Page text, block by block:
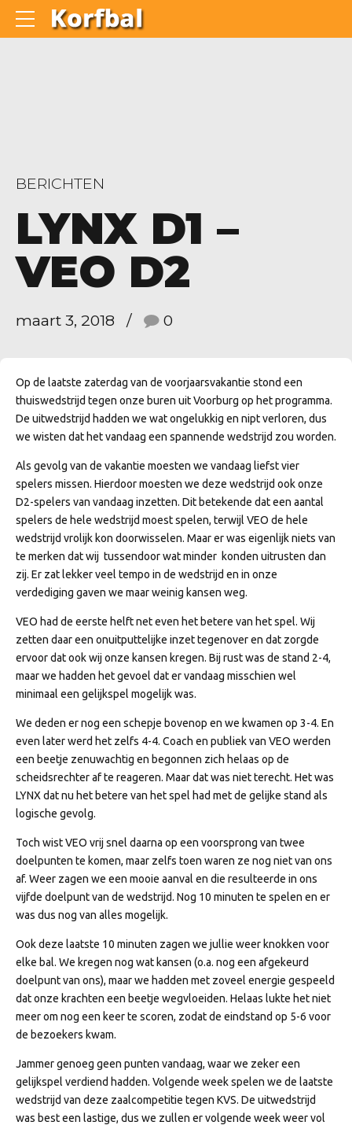
BERICHTEN
LYNX D1 –
VEO D2
maart 3, 2018 0
Op de laatste zaterdag van de voorjaarsvakantie stond een
thuiswedstrijd tegen onze buren uit Voorburg op het programma.
De uitwedstrijd hadden we wat ongelukkig en nipt verloren, dus
we wisten dat het vandaag een spannende wedstrijd zou worden.
Als gevolg van de vakantie moesten we vandaag liefst vier
spelers missen. Hierdoor moesten we deze wedstrijd ook onze
D2-spelers van vandaag inzetten. Dit betekende dat een aantal
spelers de hele wedstrijd moest spelen, terwijl VEO de hele
wedstrijd vrolijk kon doorwisselen. Maar er was eigenlijk niets van
te merken dat wij tussendoor wat minder konden uitrusten dan
zij. Er zat lekker veel tempo in de wedstrijd en in onze
verdediging gaven we maar weinig kansen weg.
VEO had de eerste helft net even het betere van het spel. Wij
zetten daar een onuitputtelijke inzet tegenover en dat zorgde
ervoor dat ook wij onze kansen kregen. Bij rust was de stand 2-4,
maar we hadden het gevoel dat er vandaag misschien wel
minimaal een gelijkspel mogelijk was.
We deden er nog een schepje bovenop en we kwamen op 3-4. En
even later werd het zelfs 4-4. Coach en publiek van VEO werden
een beetje zenuwachtig en begonnen zich helaas op de
scheidsrechter af te reageren. Maar dat was niet terecht. Het was
LYNX dat nu het betere van het spel had met de gelijke stand als
logische gevolg.
Toch wist VEO vrij snel daarna op een voorsprong van twee
doelpunten te komen, maar zelfs toen waren ze nog niet van ons
af. Weer zagen we een mooie aanval en die resulteerde in ons
vijfde doelpunt van de wedstrijd. Nog 10 minuten te spelen en er
was dus nog van alles mogelijk.
Ook deze laatste 10 minuten zagen we jullie weer knokken voor
elke bal. We kregen nog wat kansen (o.a. nog een afgekeurd
doelpunt van ons), maar we hadden met zoveel energie gespeeld
dat onze krachten een beetje wegvloeiden. Helaas lukte het niet
meer om nog een keer te scoren, zodat de eindstand op 5-6 voor
de bezoekers kwam.
Jammer genoeg geen punten vandaag, waar we zeker een
gelijkspel verdiend hadden. Volgende week spelen we de laatste
wedstrijd van deze zaalcompetitie tegen KVS. De uitwedstrijd
was best een lastige, dus we zullen er volgende week weer vol